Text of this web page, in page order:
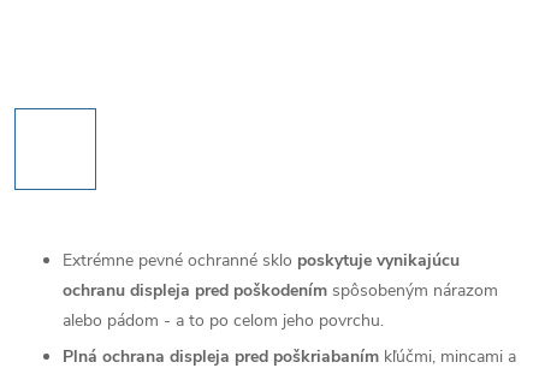
Extrémne pevné ochranné sklo poskytuje vynikajúcu
ochranu displeja pred poškodením spôsobeným nárazom
alebo pádom - a to po celom jeho povrchu.
Plná ochrana displeja pred poškriabaním kľúčmi, mincami a